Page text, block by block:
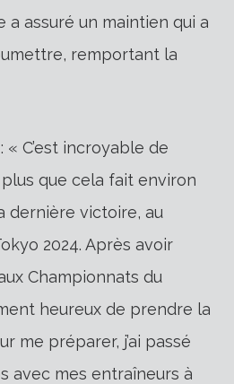
a assuré un maintien qui a
remportant la
« C’est incroyable de
plus que cela fait environ
dernière victoire, au
2024. Après avoir
Championnats du
heureux de prendre la
me préparer, j’ai passé
avec mes entraîneurs à